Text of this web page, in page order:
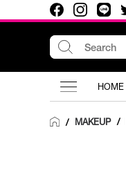
HOME
/ MAKEUP /